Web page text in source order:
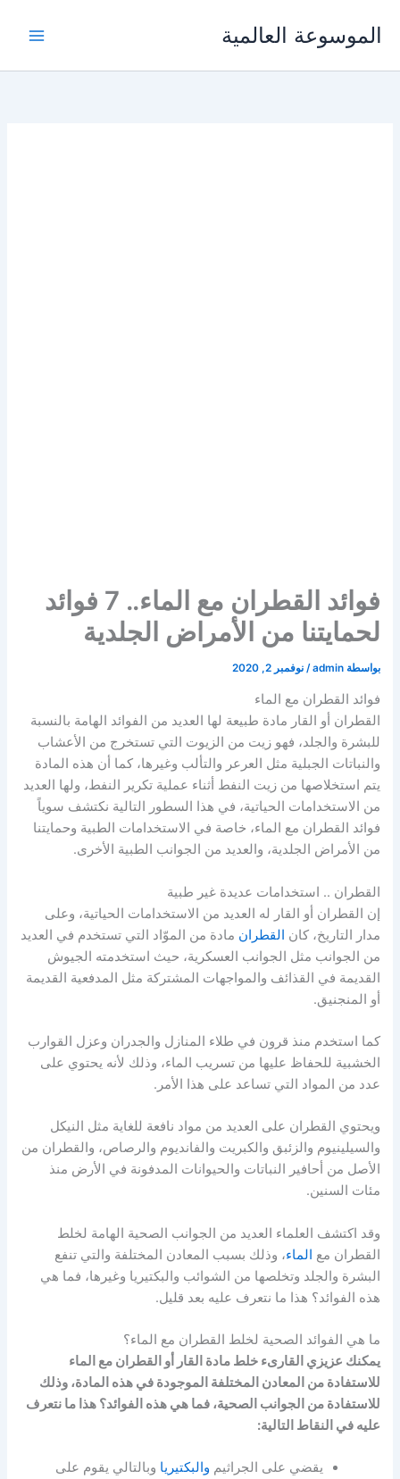
الموسوعة العالمية
فوائد القطران مع الماء.. 7 فوائد
لحمايتنا من الأمراض الجلدية
بواسطة admin
/نوفمبر 2, 2020
فوائد القطران مع الماء
القطران أو القار مادة طبيعة لها العديد من الفوائد الهامة بالنسبة
للبشرة والجلد، فهو زيت من الزيوت التي تستخرج من الأعشاب
والنباتات الجبلية مثل العرعر والتألب وغيرها، كما أن هذه المادة
يتم استخلاصها من زيت النفط أثناء عملية تكرير النفط، ولها العديد
من الاستخدامات الحياتية، في هذا السطور التالية نكتشف سوياً
فوائد القطران مع الماء، خاصة في الاستخدامات الطبية وحمايتنا
من الأمراض الجلدية، والعديد من الجوانب الطبية الأخرى.
القطران .. استخدامات عديدة غير طبية
إن القطران أو القار له العديد من الاستخدامات الحياتية، وعلى
مدار التاريخ، كان القطران مادة من الموّاد التي تستخدم في العديد
من الجوانب مثل الجوانب العسكرية، حيث استخدمته الجيوش
القديمة في القذائف والمواجهات المشتركة مثل المدفعية القديمة
أو المنجنيق.
كما استخدم منذ قرون في طلاء المنازل والجدران وعزل القوارب
الخشبية للحفاظ عليها من تسريب الماء، وذلك لأنه يحتوي على
عدد من المواد التي تساعد على هذا الأمر.
ويحتوي القطران على العديد من مواد نافعة للغاية مثل النيكل
والسيلينيوم والزئبق والكبريت والفانديوم والرصاص، والقطران من
الأصل من أحافير النباتات والحيوانات المدفونة في الأرض منذ
مئات السنين.
وقد اكتشف العلماء العديد من الجوانب الصحية الهامة لخلط
القطران مع الماء، وذلك بسبب المعادن المختلفة والتي تنفع
البشرة والجلد وتخلصها من الشوائب والبكتيريا وغيرها، فما هي
هذه الفوائد؟ هذا ما نتعرف عليه بعد قليل.
ما هي الفوائد الصحية لخلط القطران مع الماء؟
يمكنك عزيزي القارىء خلط مادة القار أو القطران مع الماء
للاستفادة من المعادن المختلفة الموجودة في هذه المادة، وذلك
للاستفادة من الجوانب الصحية، فما هي هذه الفوائد؟ هذا ما نتعرف
عليه في النقاط التالية:
يقضي على الجراثيم والبكتيريا وبالتالي يقوم على